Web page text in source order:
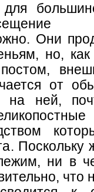
Они
но,
постом,
от
на ней,
Поскольку
ни в